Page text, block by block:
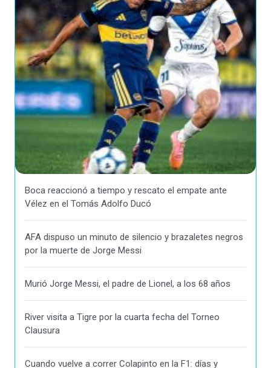
Boca reaccionó a tiempo y rescato el empate ante
Vélez en el Tomás Adolfo Ducó
AFA dispuso un minuto de silencio y brazaletes negros
por la muerte de Jorge Messi
Murió Jorge Messi, el padre de Lionel, a los 68 años
River visita a Tigre por la cuarta fecha del Torneo
Clausura
Cuando vuelve a correr Colapinto en la F1: días y